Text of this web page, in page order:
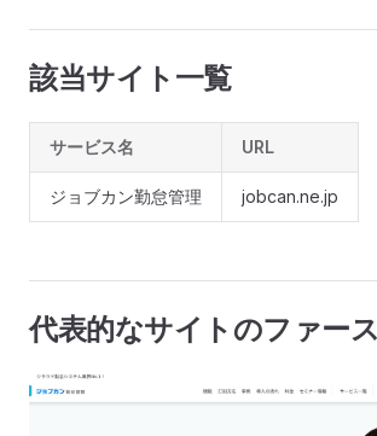
該当サイト一覧
サービス名 URL
ジョブカン勤怠管理 jobcan.ne.jp
代表的なサイトのファー